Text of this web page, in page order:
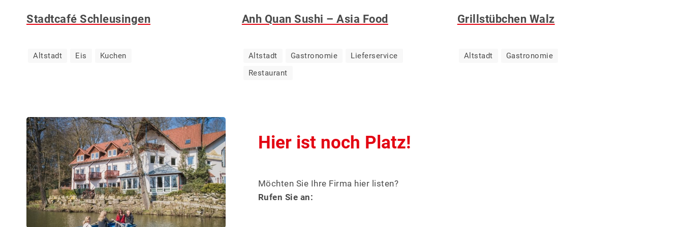
Stadtcafé Schleusingen
Altstadt Eis Kuchen
Anh Quan Sushi – Asia Food
Altstadt Gastronomie
Lieferservice
Restaurant
Grillstübchen Walz
Altstadt Gastronomie
Hier ist noch Platz!
Möchten Sie Ihre Firma hier listen?
Rufen Sie an: